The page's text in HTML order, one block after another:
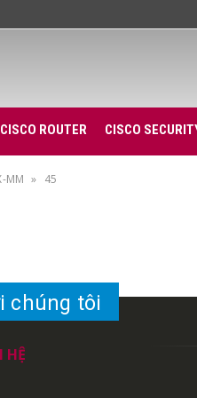
CISCO ROUTER CISCO
MM » 45
chúng tôi
HỆ